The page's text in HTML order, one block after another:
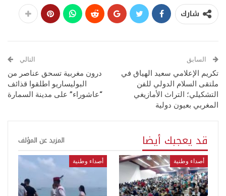
شارك
السابق
تكريم الإعلامي سعيد الهياق في
ملتقى السلام الدولي للفن
التشكيلي؛ التراث الأمازيغي
المغربي بعيون دولية
التالي
درون مغربية تسحق عناصر من
البوليساريو اطلقوا قذائف
“عاشوراء” على مدينة السمارة
قد يعجبك أيضا المزيد عن المؤلف
أصداء وطنية أصداء وطنية